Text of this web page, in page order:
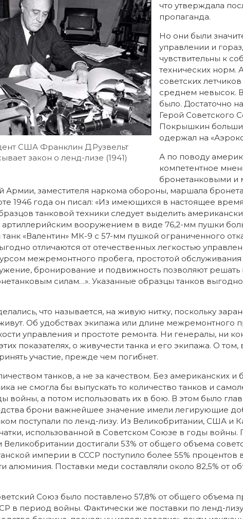
США Франклин Д.Рузвельт
закон о ленд-лизе (1941)
что утверждала
пропаганда.
Но они были
управлении и
чувствительны к
технических норм.
советских
среднем невысок.
было. Достаточно
Герой Советского
Покрышкин
одержал на
А по поводу
компетентное
бронетанковыми и
Армии, заместителя наркома обороны, маршала
1946 года он писал: «Из имеющихся в настоящее
танковой техники следует выделить
вооружением в виде 76,2-мм пушки
танк «Валентин» МК-9 с 57-мм пушкой ограниченного
отличаются от отечественных легкостью
межремонтного пробега, простотой обслуживания
бронирование и подвижность позволяют решать
силам…». Указанные образцы танков выгодно
что называется, на живую нитку, поскольку
Об удобствах экипажа или длине межремонтного
управления и простоте ремонта. Ни генералы, ни
показателях, о живучести танка и его экипажа. О том,
участие, прежде чем погибнет.
танков, а не за качеством. Без американских и
не смогла бы выпускать то количество танков и
войны, а потом использовать их в бою. В этом было
брони важнейшее значение имели легирующие
поступали по ленд-лизу. Из Великобритании, США и
использованной в Советском Союзе в годы войны.
достигали 53% от общего объема
империи в СССР поступило более 55% процентов
алюминия. Поставки меди составляли около 82,5% от
Союз было поставлено 57,8% от общего объема
в период войны. Фактически же поставки по ленд-